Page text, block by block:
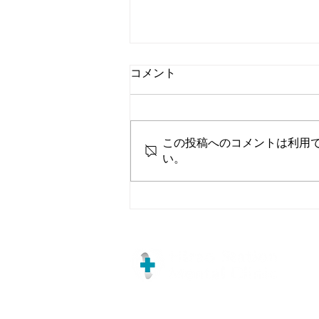
★初めてご来院される方へ★
コメント
この投稿へのコメントは利用
い。